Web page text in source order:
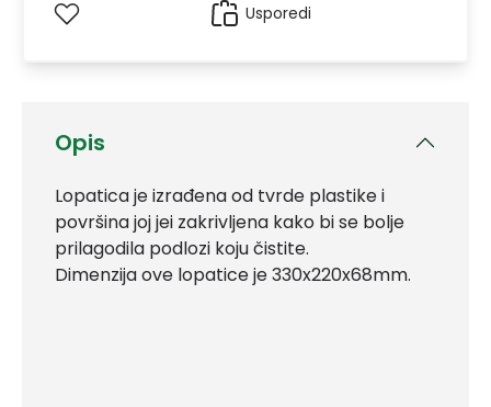
Opis
Lopatica je izrađena od tvrde plastike i
površina joj jei zakrivljena kako bi se bolje
prilagodila podlozi koju čistite.
Dimenzija ove lopatice je 330x220x68mm.
Usporedi